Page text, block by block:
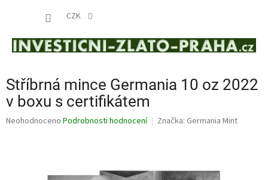
CZK
Stříbrná mince Germania 10 oz 2022
v boxu s certifikátem
Průměrné
Neohodnoceno Podrobnosti hodnocení Značka: Germania Mint